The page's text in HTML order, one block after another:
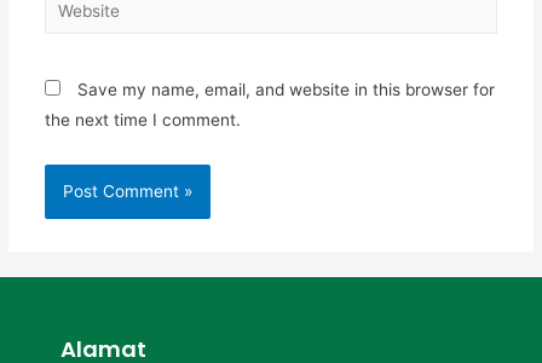
Save my name, email, and website in this browser for
the next time I comment.
Alamat